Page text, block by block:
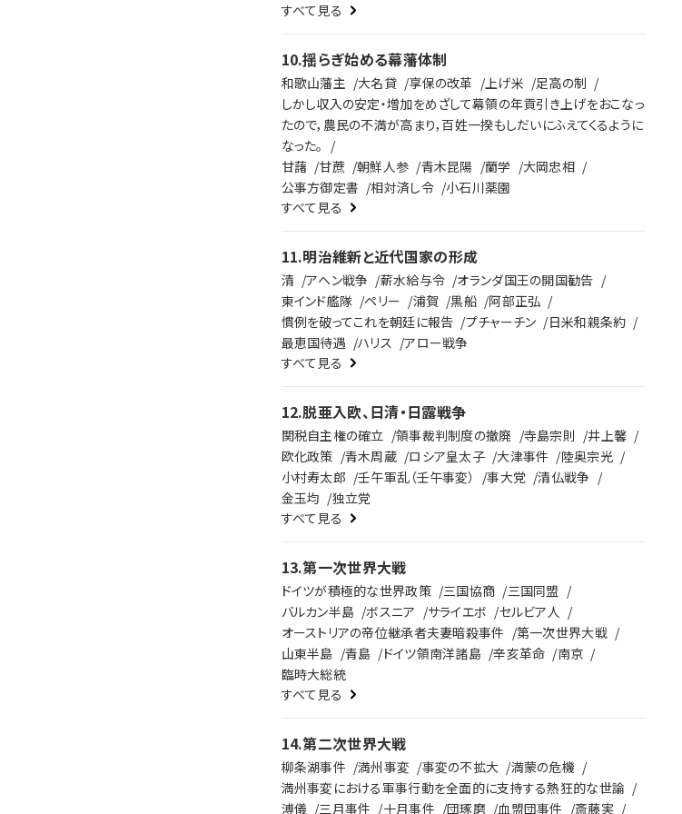
すべて見る
10.揺らぎ始める幕藩体制
和歌山藩主 大名貸 享保の改革 上げ米
足高の制
しかし収入の安定・増加をめざして幕領の年貢引き上げをおこなっ
たので，農民の不満が高まり，百姓一揆もしだいにふえてくるように
なった。
甘藷
甘蔗 朝鮮人参 青木昆陽 蘭学
大岡忠相
公事方御定書
相対済し令
小石川薬園
すべて見る
11.明治維新と近代国家の形成
清 アヘン戦争 薪水給与令
オランダ国王の開国勧告
東インド艦隊
ペリー 浦賀 黒船
阿部正弘
慣例を破ってこれを朝廷に報告
プチャーチン
日米和親条約
最恵国待遇
ハリス
アロー戦争
すべて見る
12.脱亜入欧、日清・日露戦争
関税自主権の確立 領事裁判制度の撤廃 寺島宗則
井上馨
欧化政策
青木周蔵 ロシア皇太子 大津事件
陸奥宗光
小村寿太郎
壬午軍乱（壬午事変） 事大党
清仏戦争
金玉均
独立党
すべて見る
13.第一次世界大戦
ドイツが積極的な世界政策 三国協商
三国同盟
バルカン半島
ボスニア サライエボ
セルビア人
オーストリアの帝位継承者夫妻暗殺事件
第一次世界大戦
山東半島
青島 ドイツ領南洋諸島 辛亥革命
南京
臨時大総統
すべて見る
14.第二次世界大戦
柳条湖事件 満州事変 事変の不拡大
満蒙の危機
満州事変における軍事行動を全面的に支持する熱狂的な世論
溥儀
三月事件 十月事件 団琢磨 血盟団事件 斎藤実